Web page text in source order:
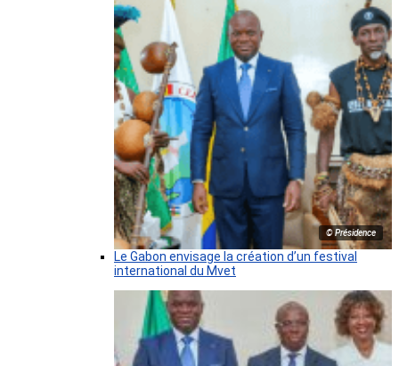
© Présidence
Le Gabon envisage la création d’un festival
international du Mvet